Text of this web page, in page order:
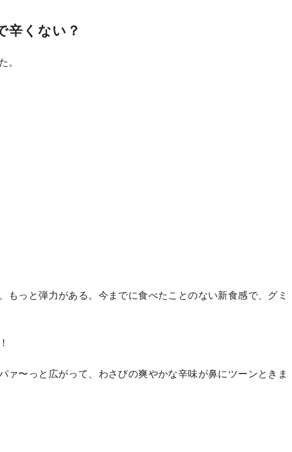
辛くない？
もっと弾力がある。今までに食べたことのない新食感で、グミ
ァ〜っと広がって、わさびの爽やかな辛味が鼻にツーンときま